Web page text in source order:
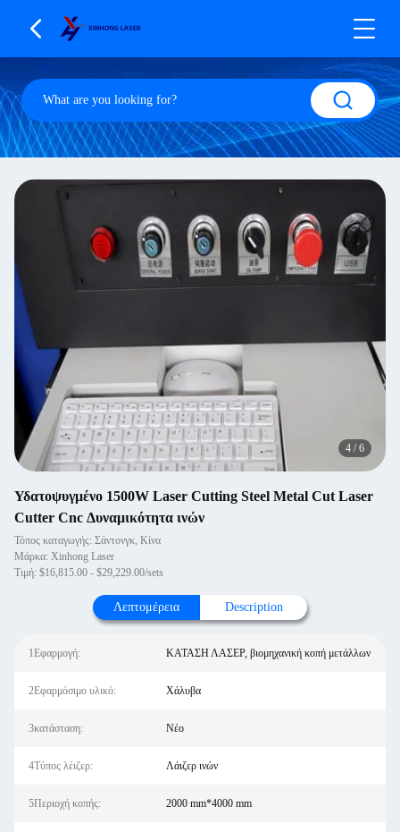
4 /6
Υδατοψυγμένο 1500W Laser Cutting Steel Metal Cut Laser
Cutter Cnc Δυναμικότητα ινών
Τόπος καταγωγής: Σάντονγκ, Κίνα
Μάρκα: Xinhong Laser
Τιμή: $16,815.00 - $29,229.00/sets
Λεπτομέρεια Description
1Εφαρμογή: ΚΑΤΑΣΗ ΛΑΣΕΡ, βιομηχανική κοπή μετάλλων
2Εφαρμόσιμο υλικό: Χάλυβα
3κατάσταση: Νέο
4Τύπος λέιζερ: Λάιζερ ινών
5Περιοχή κοπής: 2000 mm*4000 mm